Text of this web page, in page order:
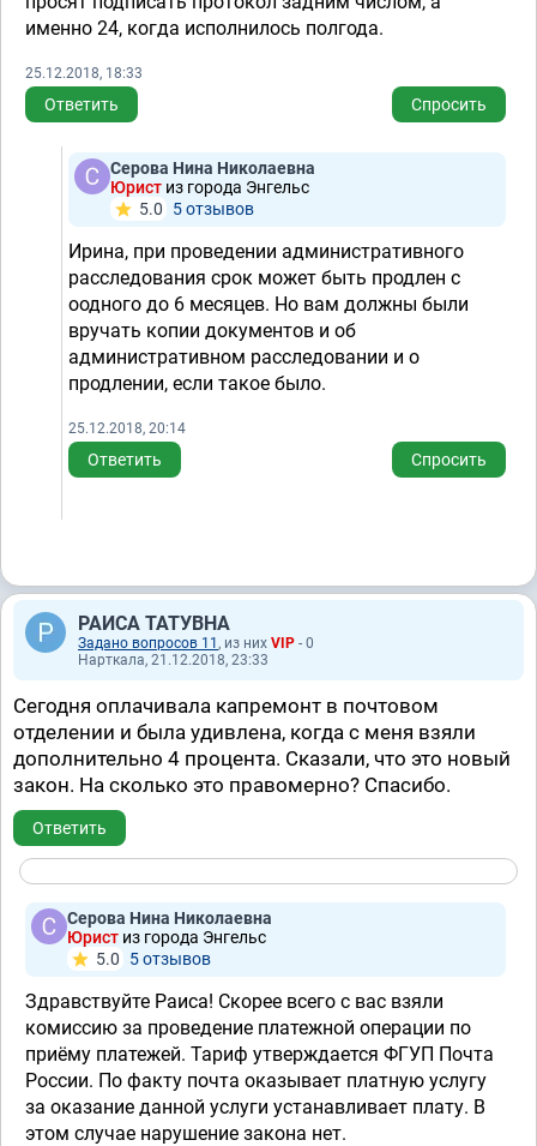
именно 24, когда исполнилось полгода.
25.12.2018, 18:33
Ответить Спросить
Серова Нина Николаевна
Юрист из города Энгельс
5.0
5 отзывов
Ирина, при проведении административного
расследования срок может быть продлен с
оодного до 6 месяцев. Но вам должны были
вручать копии документов и об
административном расследовании и о
продлении, если такое было.
25.12.2018, 20:14
Ответить Спросить
РАИСА ТАТУВНА
Задано вопросов 11 , из них VIP - 0
Нарткала, 21.12.2018, 23:33
Сегодня оплачивала капремонт в почтовом
отделении и была удивлена, когда с меня взяли
дополнительно 4 процента. Сказали, что это новый
закон. На сколько это правомерно? Спасибо.
Ответить
Серова Нина Николаевна
Юрист из города Энгельс
5.0
5 отзывов
Здравствуйте Раиса! Скорее всего с вас взяли
комиссию за проведение платежной операции по
приёму платежей. Тариф утверждается ФГУП Почта
России. По факту почта оказывает платную услугу
за оказание данной услуги устанавливает плату. В
этом случае нарушение закона нет.